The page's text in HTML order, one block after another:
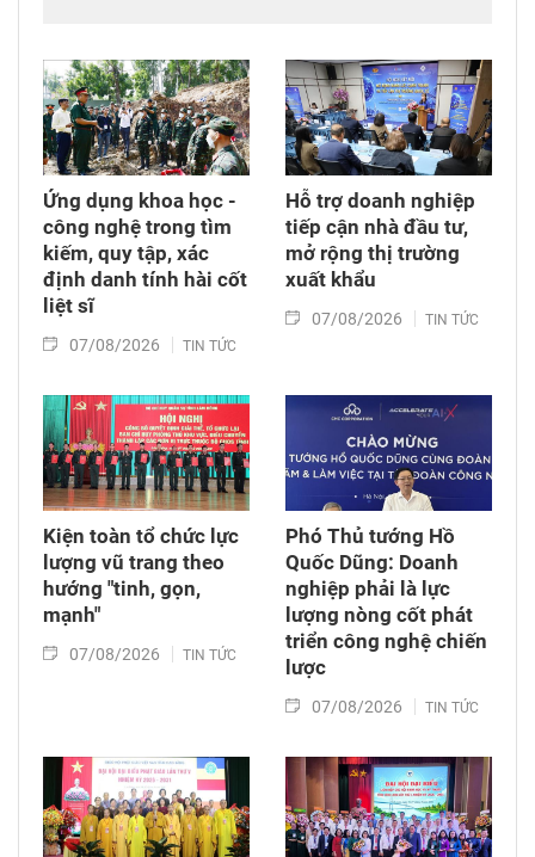
Ngày Văn hóa Việt Nam (24/11).
Ứng dụng khoa học -
công nghệ trong tìm
kiếm, quy tập, xác
định danh tính hài cốt
liệt sĩ
07/08/2026 TIN TỨC
Hỗ trợ doanh nghiệp
tiếp cận nhà đầu tư,
mở rộng thị trường
xuất khẩu
07/08/2026 TIN TỨC
Kiện toàn tổ chức lực
lượng vũ trang theo
hướng "tinh, gọn,
mạnh"
07/08/2026 TIN TỨC
Phó Thủ tướng Hồ
Quốc Dũng: Doanh
nghiệp phải là lực
lượng nòng cốt phát
triển công nghệ chiến
lược
07/08/2026 TIN TỨC